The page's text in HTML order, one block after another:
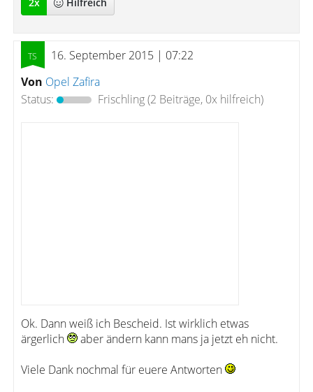
16. September 2015 | 07:22
Von Opel Zafira
Status:
Frischling(2 Beiträge, 0x hilfreich)
Ok. Dann weiß ich Bescheid. Ist wirklich etwas
ärgerlich
aber ändern kann mans ja jetzt eh nicht.
Viele Dank nochmal für euere Antworten